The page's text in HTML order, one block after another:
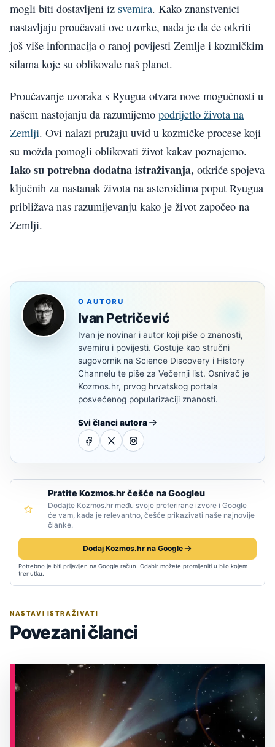
mogli biti dostavljeni iz svemira. Kako znanstvenici
nastavljaju proučavati ove uzorke, nada je da će otkriti
još više informacija o ranoj povijesti Zemlje i kozmičkim
silama koje su oblikovale naš planet.
Proučavanje uzoraka s Ryugua otvara nove mogućnosti u
našem nastojanju da razumijemo podrijetlo života na
Zemlji. Ovi nalazi pružaju uvid u kozmičke procese koji
su možda pomogli oblikovati život kakav poznajemo.
Iako su potrebna dodatna istraživanja, otkriće spojeva
ključnih za nastanak života na asteroidima poput Ryugua
približava nas razumijevanju kako je život započeo na
Zemlji.
O AUTORU
Ivan Petričević
Ivan je novinar i autor koji piše o znanosti,
svemiru i povijesti. Gostuje kao stručni
sugovornik na Science Discovery i History
Channelu te piše za Večernji list. Osnivač je
Kozmos.hr, prvog hrvatskog portala
posvećenog popularizaciji znanosti.
Svi članci autora
Pratite Kozmos.hr češće na Googleu
Dodajte Kozmos.hr među svoje preferirane izvore i Google
će vam, kada je relevantno, češće prikazivati naše najnovije
članke.
Dodaj Kozmos.hr na Google
Potrebno je biti prijavljen na Google račun. Odabir možete promijeniti u bilo kojem
trenutku.
NASTAVI ISTRAŽIVATI
Povezani članci